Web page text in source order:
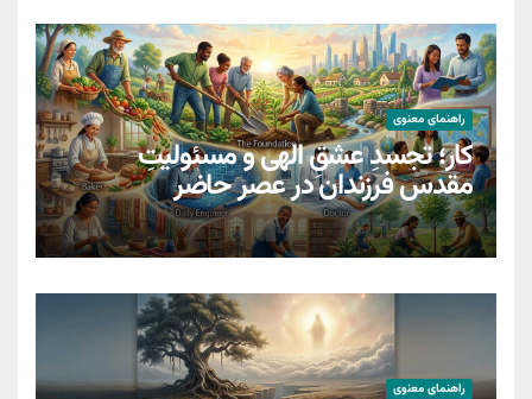
راهنمای معنوی
کار؛ تجسدِ عشقِ الهی و مسئولیتِ
مقدسِ فرزندان در عصر حاضر
راهنمای معنوی